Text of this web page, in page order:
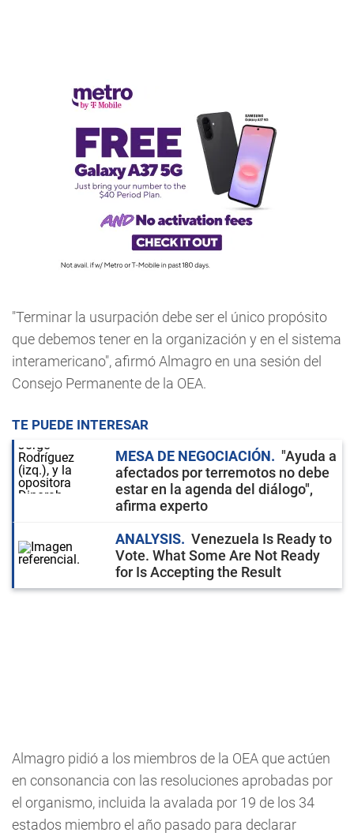
"Terminar la usurpación debe ser el único propósito
que debemos tener en la organización y en el sistema
interamericano", afirmó Almagro en una sesión del
Consejo Permanente de la OEA.
TE PUEDE INTERESAR
MESA DE NEGOCIACIÓN
"Ayuda a
afectados por terremotos no debe
estar en la agenda del diálogo",
afirma experto
ANALYSIS
Venezuela Is Ready to
Vote. What Some Are Not Ready
for Is Accepting the Result
Almagro pidió a los miembros de la OEA que actúen
en consonancia con las resoluciones aprobadas por
el organismo, incluida la avalada por 19 de los 34
estados miembro el año pasado para declarar